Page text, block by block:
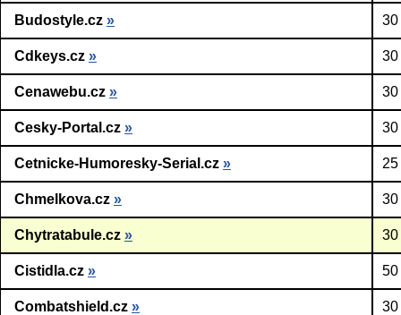
Budostyle.cz » 30
Cdkeys.cz » 30
Cenawebu.cz » 30
Cesky-Portal.cz » 30
Cetnicke-Humoresky-Serial.cz »
Chmelkova.cz » 30
Chytratabule.cz » 30
Cistidla.cz » 50
Combatshield.cz » 30